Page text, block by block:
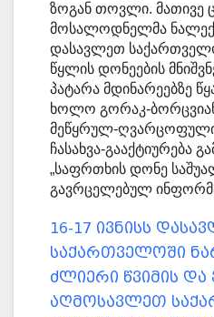
ზოგან თოვლი. მათივე
მოსალოდნელმა
დასავლეთ
წყლის დონეების
პატარა მდინარეებზე
ხოლო გორაკ-
მეწყრულ-ღვარცოფული
ჩასახვა-გააქტიურება
„საფრთხის დონე
გავრცელებულ
16-17 ივნისს
საქართველოში
ძლიერი წვიმის
აღმოსავლეთ